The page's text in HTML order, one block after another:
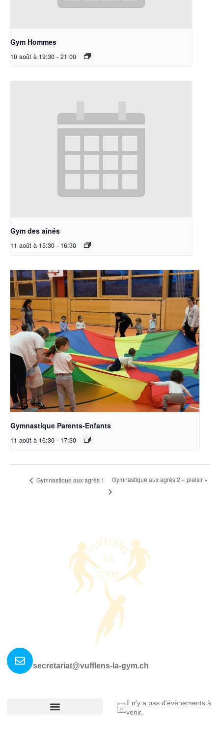
Gym Hommes
10 août à 19:30 - 21:00
Gym des aînés
11 août à 15:30 - 16:30
Gymnastique Parents-Enfants
11 août à 16:30 - 17:30
Gymnastique aux agrès 1 Gymnastique aux agrès 2 « plaisir »
secretariat@vufflens-la-gym.ch
Notice
Il n’y a pas d’évènements à
venir.